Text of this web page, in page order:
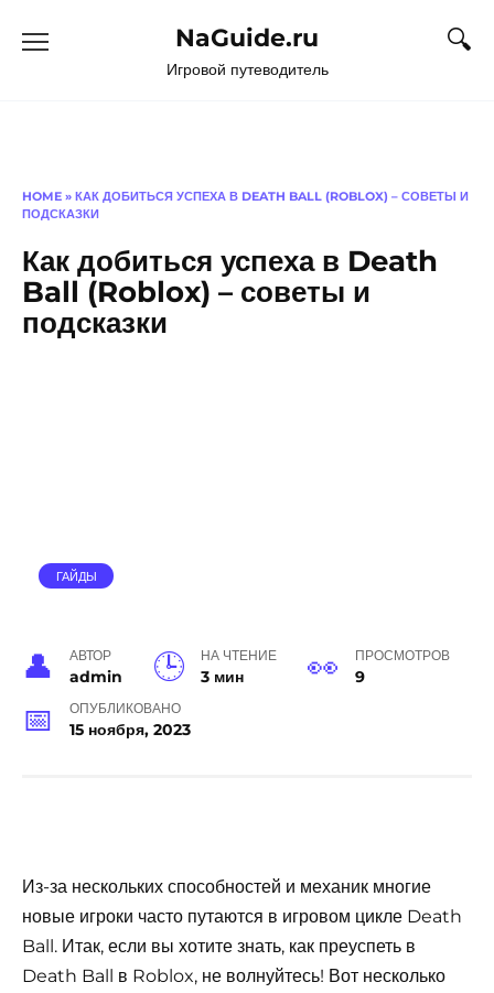
NaGuide.ru
Игровой путеводитель
HOME » КАК ДОБИТЬСЯ УСПЕХА В DEATH BALL (ROBLOX) – СОВЕТЫ И
ПОДСКАЗКИ
Как добиться успеха в Death
Ball (Roblox) – советы и
подсказки
ГАЙДЫ
АВТОР
admin
НА ЧТЕНИЕ
3 мин
ПРОСМОТРОВ
9
ОПУБЛИКОВАНО
15 ноября, 2023
Из-за нескольких способностей и механик многие
новые игроки часто путаются в игровом цикле Death
Ball. Итак, если вы хотите знать, как преуспеть в
Death Ball в Roblox, не волнуйтесь! Вот несколько